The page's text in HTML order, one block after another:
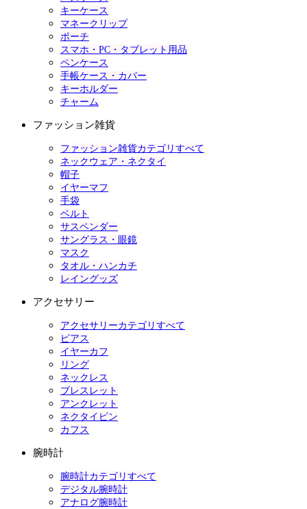
キーケース
マネークリップ
ポーチ
スマホ・PC・タブレット用品
ペンケース
手帳ケース・カバー
キーホルダー
チャーム
ファッション雑貨
ファッション雑貨カテゴリすべて
ネックウェア・ネクタイ
帽子
イヤーマフ
手袋
ベルト
サスペンダー
サングラス・眼鏡
マスク
タオル・ハンカチ
レイングッズ
アクセサリー
アクセサリーカテゴリすべて
ピアス
イヤーカフ
リング
ネックレス
ブレスレット
アンクレット
ネクタイピン
カフス
腕時計
腕時計カテゴリすべて
デジタル腕時計
アナログ腕時計